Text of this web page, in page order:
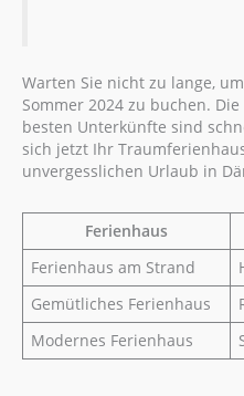
Warten Sie nicht zu lange,
Sommer 2024 zu buchen.
besten Unterkünfte sind
sich jetzt Ihr
unvergesslichen Urlaub in
Ferienhaus
Ferienhaus am Strand
Gemütliches Ferienhaus
Modernes Ferienhaus